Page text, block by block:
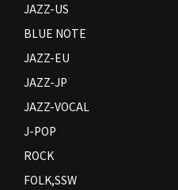
JAZZ-US
BLUE NOTE
JAZZ-EU
JAZZ-JP
JAZZ-VOCAL
J-POP
ROCK
FOLK,SSW